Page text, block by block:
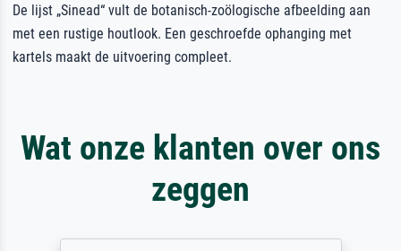
De lijst „Sinead“ vult de botanisch-zoölogische afbeelding aan
met een rustige houtlook. Een geschroefde ophanging met
kartels maakt de uitvoering compleet.
Wat onze klanten over ons
zeggen